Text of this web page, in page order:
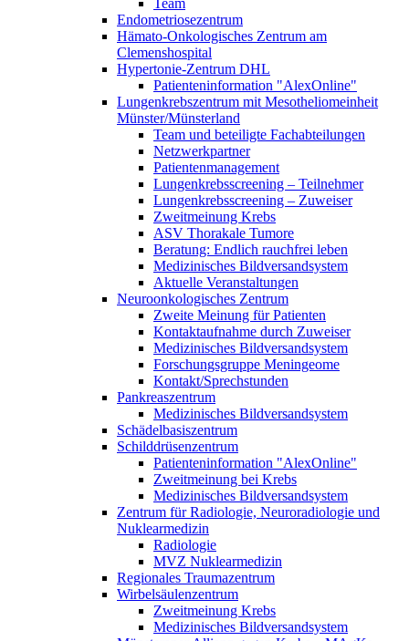
Team
Endometriosezentrum
Hämato-Onkologisches Zentrum am
Clemenshospital
Hypertonie-Zentrum DHL
Patienteninformation "AlexOnline"
Lungenkrebszentrum mit Mesotheliomeinheit
Münster/Münsterland
Team und beteiligte Fachabteilungen
Netzwerkpartner
Patientenmanagement
Lungenkrebsscreening – Teilnehmer
Lungenkrebsscreening – Zuweiser
Zweitmeinung Krebs
ASV Thorakale Tumore
Beratung: Endlich rauchfrei leben
Medizinisches Bildversandsystem
Aktuelle Veranstaltungen
Neuroonkologisches Zentrum
Zweite Meinung für Patienten
Kontaktaufnahme durch Zuweiser
Medizinisches Bildversandsystem
Forschungsgruppe Meningeome
Kontakt/Sprechstunden
Pankreaszentrum
Medizinisches Bildversandsystem
Schädelbasiszentrum
Schilddrüsenzentrum
Patienteninformation "AlexOnline"
Zweitmeinung bei Krebs
Medizinisches Bildversandsystem
Zentrum für Radiologie, Neuroradiologie und
Nuklearmedizin
Radiologie
MVZ Nuklearmedizin
Regionales Traumazentrum
Wirbelsäulenzentrum
Zweitmeinung Krebs
Medizinisches Bildversandsystem